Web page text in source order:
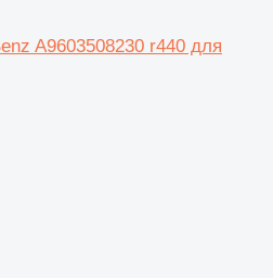
A9603508230 r440 для